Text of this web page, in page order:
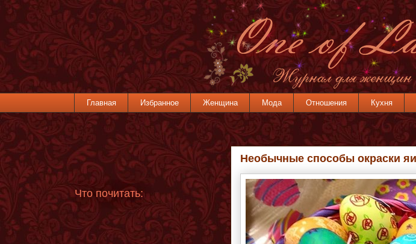
Главная Избранное Женщина Мода Отношения Кухня
Необычные способы окраски
Что почитать: